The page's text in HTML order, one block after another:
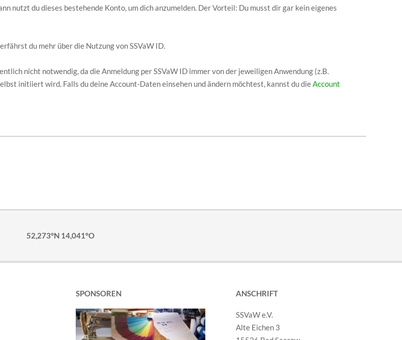
nutzt du dieses bestehende Konto, um dich anzumelden. Der Vorteil: Du musst dir gar kein eigenes
erfährst du mehr über die Nutzung von SSVaW ID.
nicht notwendig, da die Anmeldung per SSVaW ID immer von der jeweiligen Anwendung (z.B.
initiiert wird. Falls du deine Account-Daten einsehen und ändern möchtest, kannst du dieAccount
52,273°N 14,041°O
SPONSOREN ANSCHRIFT
SSVaW e.V.
Alte Eichen 3